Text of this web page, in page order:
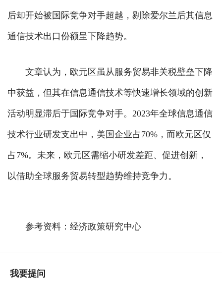
后却开始被国际竞争对手超越，剔除爱尔兰后其信息
通信技术出口份额呈下降趋势。
文章认为，欧元区虽从服务贸易非关税壁垒下降
中获益，但其在信息通信技术等快速增长领域的创新
活动明显滞后于国际竞争对手。2023年全球信息通信
技术行业研发支出中，美国企业占70%，而欧元区仅
占7%。未来，欧元区需缩小研发差距、促进创新，
以借助全球服务贸易转型趋势维持竞争力。
参考资料：经济政策研究中心
我要提问